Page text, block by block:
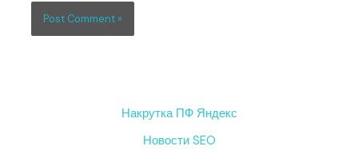
Накрутка ПФ Яндекс
Новости SEO